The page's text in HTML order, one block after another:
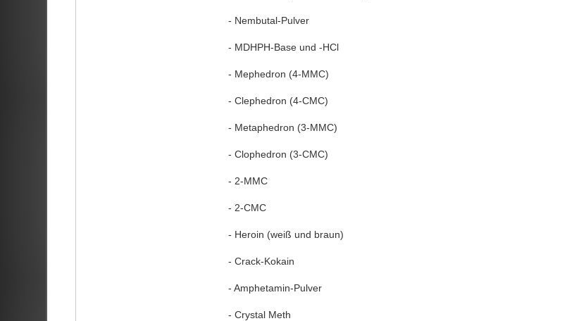
- Nembutal-Pulver
- MDHPH-Base und -HCl
- Mephedron (4-MMC)
- Clephedron (4-CMC)
- Metaphedron (3-MMC)
- Clophedron (3-CMC)
- 2-MMC
- 2-CMC
- Heroin (weiß und braun)
- Crack-Kokain
- Amphetamin-Pulver
- Crystal Meth